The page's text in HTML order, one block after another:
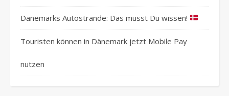
Dänemarks Autostrände: Das musst Du wissen!
Touristen können in Dänemark jetzt Mobile Pay
nutzen